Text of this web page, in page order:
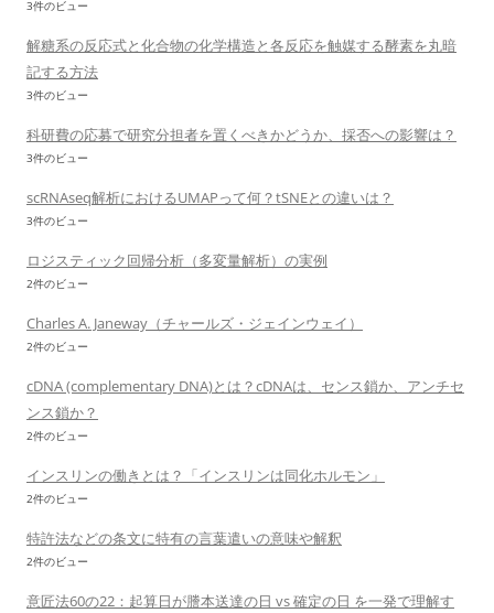
3件のビュー
解糖系の反応式と化合物の化学構造と各反応を触媒する酵素を丸暗
記する方法
3件のビュー
科研費の応募で研究分担者を置くべきかどうか、採否への影響は？
3件のビュー
scRNAseq解析におけるUMAPって何？tSNEとの違いは？
3件のビュー
ロジスティック回帰分析（多変量解析）の実例
2件のビュー
Charles A. Janeway（チャールズ・ジェインウェイ）
2件のビュー
cDNA (complementary DNA)とは？cDNAは、センス鎖か、アンチセ
ンス鎖か？
2件のビュー
インスリンの働きとは？「インスリンは同化ホルモン」
2件のビュー
特許法などの条文に特有の言葉遣いの意味や解釈
2件のビュー
意匠法60の22：起算日が謄本送達の日 vs 確定の日 を一発で理解す